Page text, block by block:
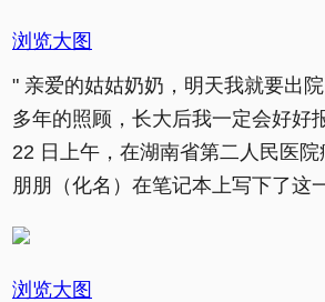
浏览大图
" 亲爱的姑姑奶奶，明天我就要出
多年的照顾，长大后我一定会好好
22 日上午，在湖南省第二人民医
朋朋（化名）在笔记本上写下了这
浏览大图